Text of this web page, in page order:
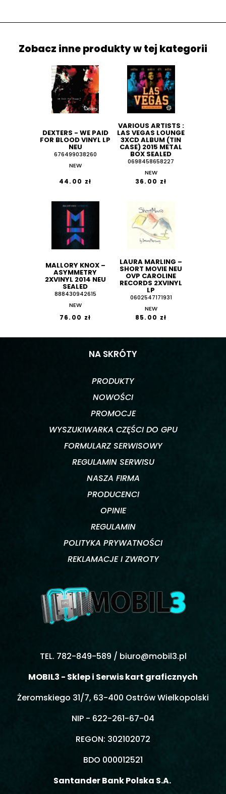
Zobacz inne produkty w tej kategorii
DEXTERS - WE PAID
FOR BLOOD VINYL LP
NEU
676499038260
NEW
44.00 zł
VARIOUS ARTISTS :
LAS VEGAS LOUNGE
3XCD ALBUM (TIN
CASE) 2015 METAL
BOX SEALED
0698458658227
NEW
36.00 zł
MALLORY KNOX ‎–
ASYMMETRY
2XVINYL 2014 NEU
SEALED
888430942615
NEW
76.00 zł
LAURA MARLING ‎–
SHORT MOVIE NEU
OVP CAROLINE
RECORDS 2XVINYL
LP
0602547171931
NEW
85.00 zł
NA SKRÓTY
PRODUKTY
NOWOŚCI
PROMOCJE
WYSZUKIWARKA CZĘŚCI DO GPU
FORMULARZ SERWISOWY
REGULAMIN SERWISU
NASZA FIRMA
PRODUCENCI
OPINIE
REGULAMIN
POLITYKA PRYWATNOŚCI
REKLAMACJE I ZWROTY
TEL. 782-849-589 / biuro@mobil3.pl
MOBIL3 - Sklep i Serwis kart graficznych
Żeromskiego 31/7, 63-400 Ostrów Wielkopolski
NIP - 622-261-67-04
REGON: 302102072
BDO 000012521
Santander Bank Polska S.A.